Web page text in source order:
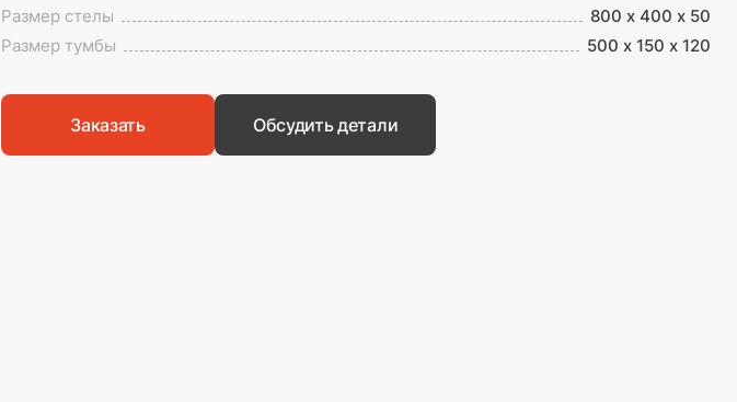
Размер стелы
800 х 400 х 50
Размер тумбы
500 х 150 х 120
Заказать Обсудить детали